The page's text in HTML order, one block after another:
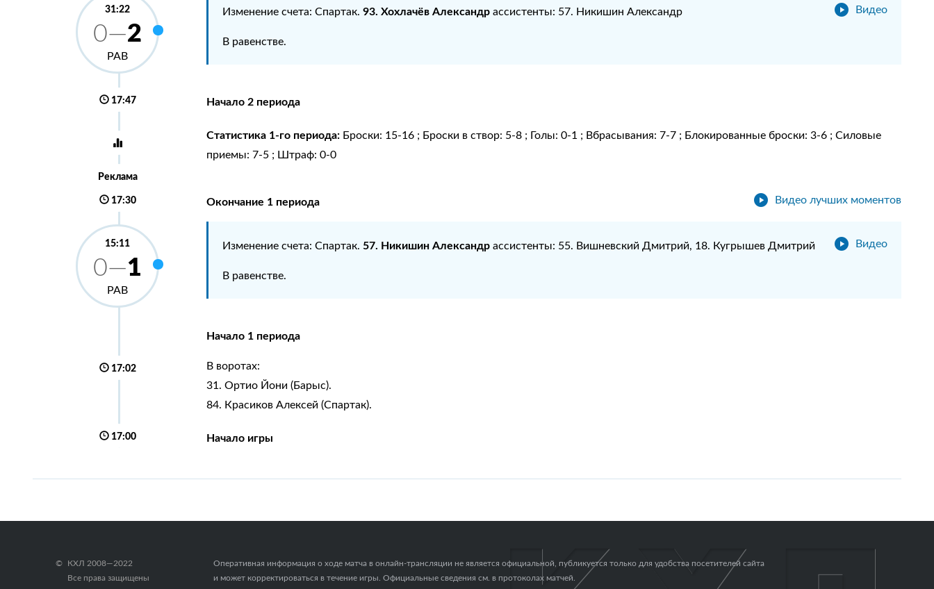
31:22
0—2
РАВ
Видео
Изменение счета: Спартак.93. Хохлачёв Александрассистенты: 57. Никишин Александр
В равенстве.
17:47 Начало 2 периода
Статистика 1-го периода: Броски: 15-16 ; Броски в створ: 5-8 ; Голы: 0-1 ; Вбрасывания: 7-7 ; Блокированные броски: 3-6 ; Силовые
приемы: 7-5 ; Штраф: 0-0
Реклама
17:30
Видео лучших моментов
Окончание 1 периода
15:11
0—1
РАВ
Видео
Изменение счета: Спартак. 57. Никишин Александрассистенты: 55. Вишневский Дмитрий, 18. Кугрышев Дмитрий
В равенстве.
17:02
Начало 1 периода
В воротах:
31. Ортио Йони (Барыс).
84. Красиков Алексей (Спартак).
17:00 Начало игры
КХЛ 2008—2022
Все права защищены
Оперативная информация о ходе матча в онлайн-трансляции не является официальной, публикуется только для удобства посетителей сайта
и может корректироваться в течение игры. Официальные сведения см. в протоколах матчей.